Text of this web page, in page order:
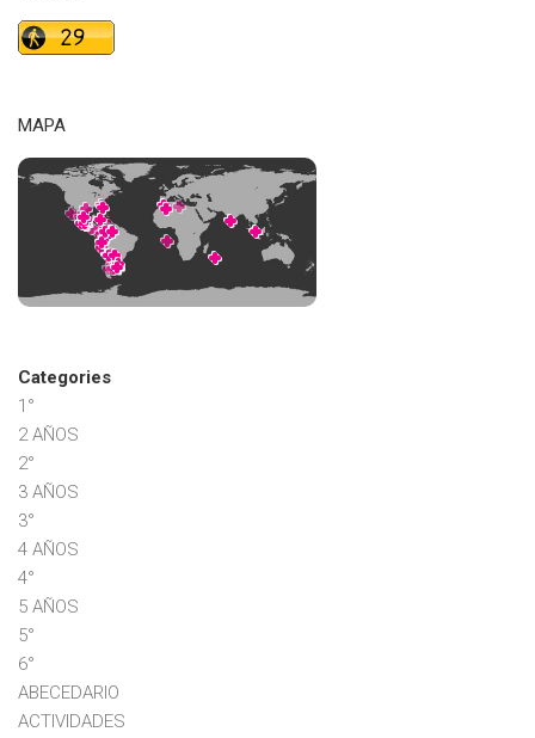
MAPA
Categories
1°
2 AÑOS
2°
3 AÑOS
3°
4 AÑOS
4°
5 AÑOS
5°
6°
ABECEDARIO
ACTIVIDADES